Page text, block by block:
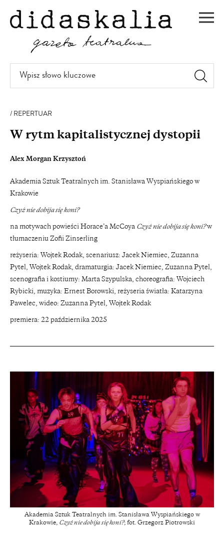
DO
TREŚCI
Wpisz
słowo
REPERTUAR
W rytm kapitalistycznej dystopii
Alex Morgan Krzysztoń
Akademia Sztuk Teatralnych im. Stanisława Wyspiańskiego w
Krakowie
Czyż nie dobija się koni?
na motywach powieści Horace’a McCoya Czyż nie dobija się koni?w
tłumaczeniu Zofii Zinserling
reżyseria: Wojtek Rodak, scenariusz: Jacek Niemiec, Zuzanna
Pytel, Wojtek Rodak, dramaturgia: Jacek Niemiec, Zuzanna Pytel,
scenografia i kostiumy: Marta Szypulska, choreografia: Wojciech
Rybicki, muzyka: Ernest Borowski, reżyseria światła: Katarzyna
Pawelec, wideo: Zuzanna Pytel, Wojtek Rodak
premiera: 22 października 2025
Akademia Sztuk Teatralnych im. Stanisława Wyspiańskiego w
Krakowie, Czyż nie dobija się koni?; fot. Grzegorz Piotrowski